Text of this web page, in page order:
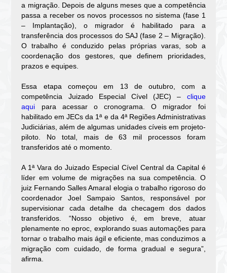
a migração. Depois de alguns meses que a competência
passa a receber os novos processos no sistema (fase 1
– Implantação), o migrador é habilitado para a
transferência dos processos do SAJ (fase 2 – Migração).
O trabalho é conduzido pelas próprias varas, sob a
coordenação dos gestores, que definem prioridades,
prazos e equipes.
Essa etapa começou em 13 de outubro, com a
competência Juizado Especial Cível (JEC) – clique
aqui para acessar o cronograma. O migrador foi
habilitado em JECs da 1ª e da 4ª Regiões Administrativas
Judiciárias, além de algumas unidades cíveis em projeto-
piloto. No total, mais de 63 mil processos foram
transferidos até o momento.
A 1ª Vara do Juizado Especial Cível Central da Capital é
líder em volume de migrações na sua competência. O
juiz Fernando Salles Amaral elogia o trabalho rigoroso do
coordenador Joel Sampaio Santos, responsável por
supervisionar cada detalhe da checagem dos dados
transferidos. “Nosso objetivo é, em breve, atuar
plenamente no eproc, explorando suas automações para
tornar o trabalho mais ágil e eficiente, mas conduzimos a
migração com cuidado, de forma gradual e segura”,
afirma.